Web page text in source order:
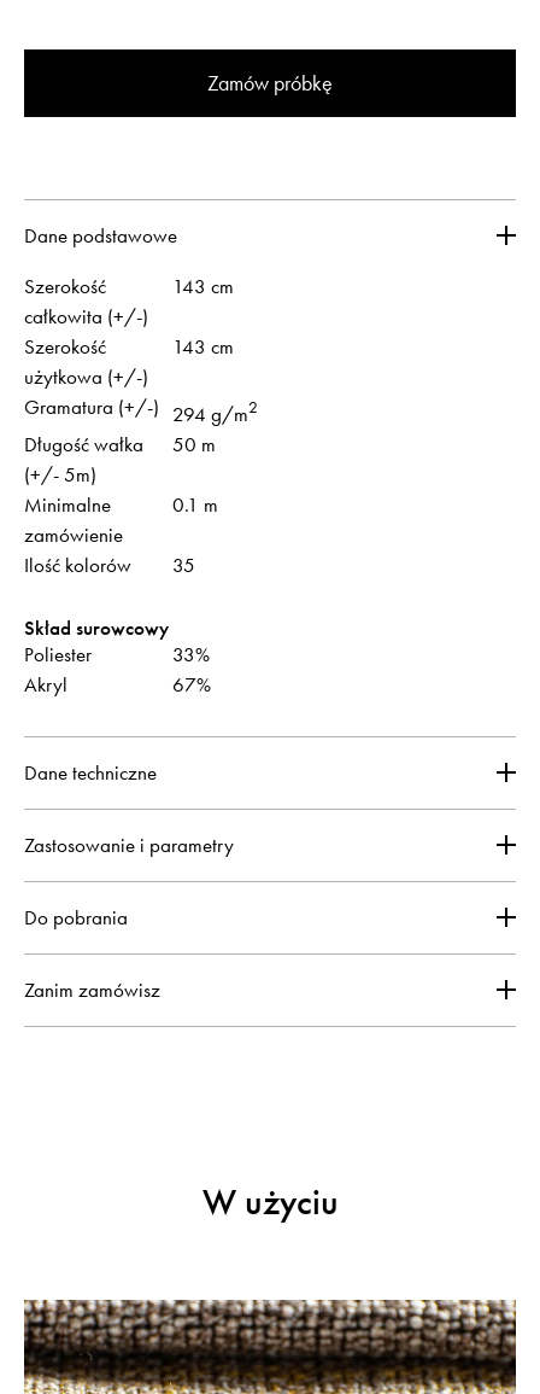
Zamów próbkę
Dane podstawowe
Szerokość
całkowita (+/-)
143 cm
Szerokość
użytkowa (+/-)
143 cm
Gramatura (+/-) 294 g/m2
Długość wałka
(+/- 5m)
50 m
Minimalne
zamówienie
0.1 m
Ilość kolorów 35
Skład surowcowy
Poliester
33%
Akryl
67%
Dane techniczne
Zastosowanie i parametry
Do pobrania
Zanim zamówisz
W użyciu